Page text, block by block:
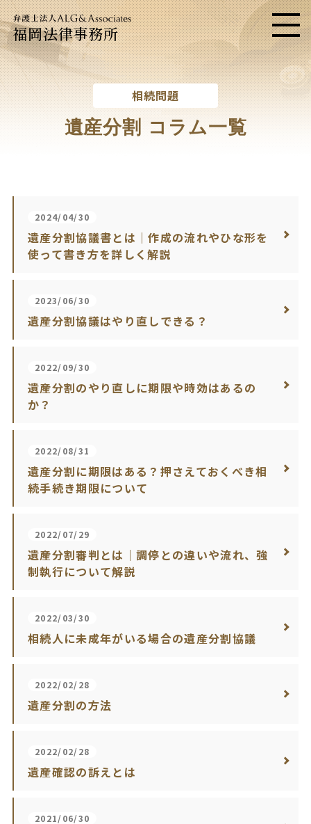
福岡法律事務所 メニ
相続問題
遺産分割 コラム一覧
2024/04/30
遺産分割協議書とは｜作成の流れやひな形を
使って書き方を詳しく解説
2023/06/30
遺産分割協議はやり直しできる？
2022/09/30
遺産分割のやり直しに期限や時効はあるの
か？
2022/08/31
遺産分割に期限はある？押さえておくべき相
続手続き期限について
2022/07/29
遺産分割審判とは｜調停との違いや流れ、強
制執行について解説
2022/03/30
相続人に未成年がいる場合の遺産分割協議
2022/02/28
遺産分割の方法
2022/02/28
遺産確認の訴えとは
2021/06/30